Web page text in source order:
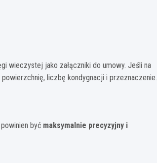
wieczystej jako załączniki do umowy. Jeśli na
liczbę kondygnacji i przeznaczenie.
być maksymalnie precyzyjny i